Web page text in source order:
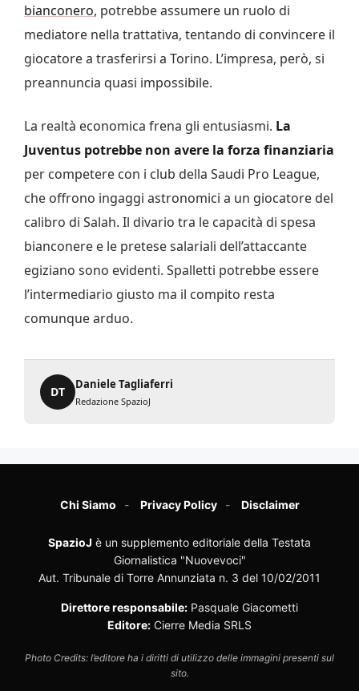
bianconero, potrebbe assumere un ruolo di
mediatore nella trattativa, tentando di convincere il
giocatore a trasferirsi a Torino. L’impresa, però, si
preannuncia quasi impossibile.
La realtà economica frena gli entusiasmi. La
Juventus potrebbe non avere la forza finanziaria
per competere con i club della Saudi Pro League,
che offrono ingaggi astronomici a un giocatore del
calibro di Salah. Il divario tra le capacità di spesa
bianconere e le pretese salariali dell’attaccante
egiziano sono evidenti. Spalletti potrebbe essere
l’intermediario giusto ma il compito resta
comunque arduo.
DT
Daniele Tagliaferri
Redazione SpazioJ
Chi Siamo Privacy Policy Disclaimer
SpazioJ è un supplemento editoriale della Testata
Giornalistica "Nuovevoci"
Aut. Tribunale di Torre Annunziata n. 3 del 10/02/2011
Direttore responsabile: Pasquale Giacometti
Editore: Cierre Media SRLS
Photo Credits: l’editore ha i diritti di utilizzo delle immagini presenti sul
sito.